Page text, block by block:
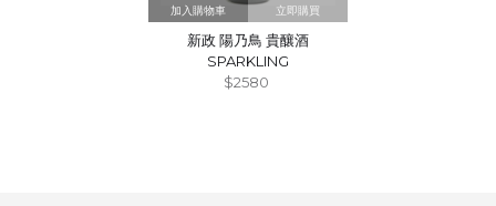
立即購買
新政 陽乃鳥 貴釀酒
SPARKLING
$2580